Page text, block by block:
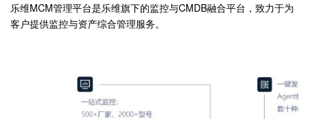
乐维MCM管理平台是乐维旗下的监控与CMDB融合平台，致力于为
客户提供监控与资产综合管理服务。